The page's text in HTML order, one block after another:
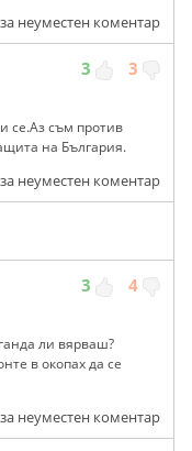
неуместен коментар
3 3
се.Аз съм против
на България.
неуместен коментар
3 4
ли вярваш?
в окопах да се
неуместен коментар